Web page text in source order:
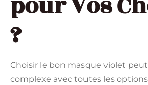
?
Choisir le bon masque violet
complexe avec toutes les